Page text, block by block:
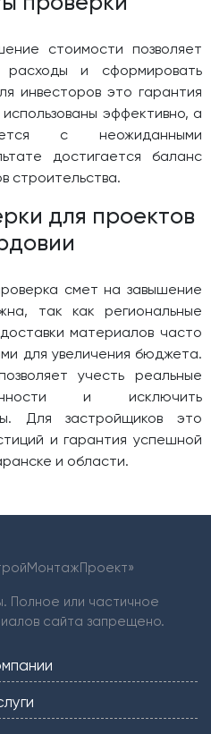
стоимости позволяет
расходы и сформировать
инвесторов это гарантия
эффективно, а
с неожиданными
достигается баланс
строительства.
для проектов
смет на завышение
так как региональные
материалов часто
для увеличения бюджета.
учесть реальные
и исключить
Для застройщиков это
и гарантия успешной
и области.
Полное или частичное
сайта запрещено.